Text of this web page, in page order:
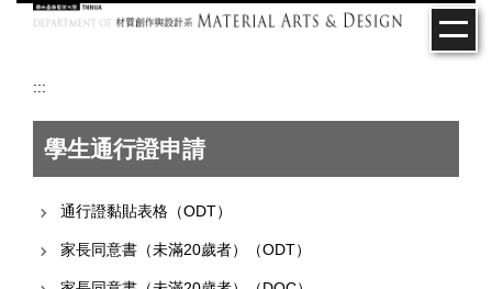
:::
學生通行證申請
通行證黏貼表格（ODT）
家長同意書（未滿20歲者）（ODT）